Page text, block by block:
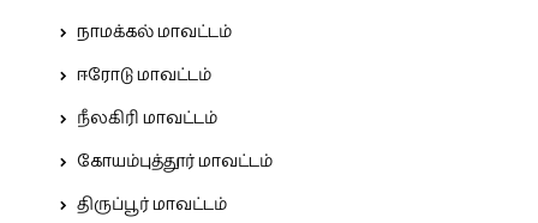
நாமக்கல் மாவட்டம்
ஈரோடு மாவட்டம்
நீலகிரி மாவட்டம்
கோயம்புத்தூர் மாவட்டம்
திருப்பூர் மாவட்டம்